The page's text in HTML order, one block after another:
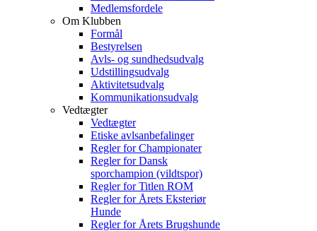
Medlemsfordele
Om Klubben
Formål
Bestyrelsen
Avls- og sundhedsudvalg
Udstillingsudvalg
Aktivitetsudvalg
Kommunikationsudvalg
Vedtægter
Vedtægter
Etiske avlsanbefalinger
Regler for Championater
Regler for Dansk
sporchampion (vildtspor)
Regler for Titlen ROM
Regler for Årets Eksteriør
Hunde
Regler for Årets Brugshunde